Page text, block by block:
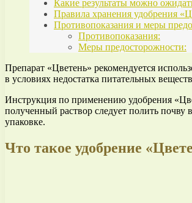
Какие результаты можно
Правила хранения удобрения
Противопоказания и меры
Противопоказания:
Меры предосторожности:
Препарат «Цветень» рекомендуется
в условиях недостатка питательных
Инструкция по применению удобрения
полученный раствор следует полить почву
упаковке.
Что такое удобрение